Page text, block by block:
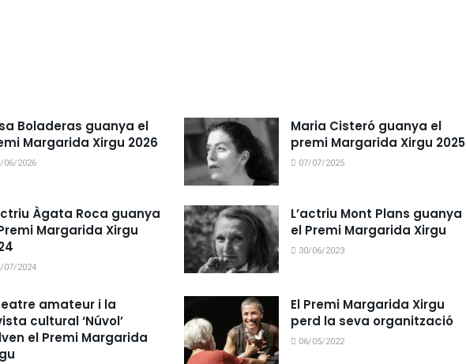
Boladeras guanya el
Margarida Xirgu 2026
06/2026
Maria Cisteró guanya el
premi Margarida Xirgu 2025
07/07/2025
Àgata Roca guanya
Margarida Xirgu
07/2024
L’actriu Mont Plans guanya
el Premi Margarida Xirgu
30/06/2023
amateur i la
cultural ‘Núvol’
el Premi Margarida
El Premi Margarida Xirgu
perd la seva organització
06/05/2022